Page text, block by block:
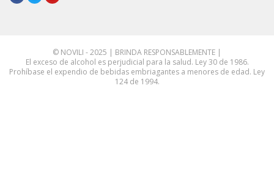
© NOVILI - 2025 | BRINDA RESPONSABLEMENTE |
El exceso de alcohol es perjudicial para la salud. Ley 30 de 1986.
Prohíbase el expendio de bebidas embriagantes a menores de edad. Ley
124 de 1994.